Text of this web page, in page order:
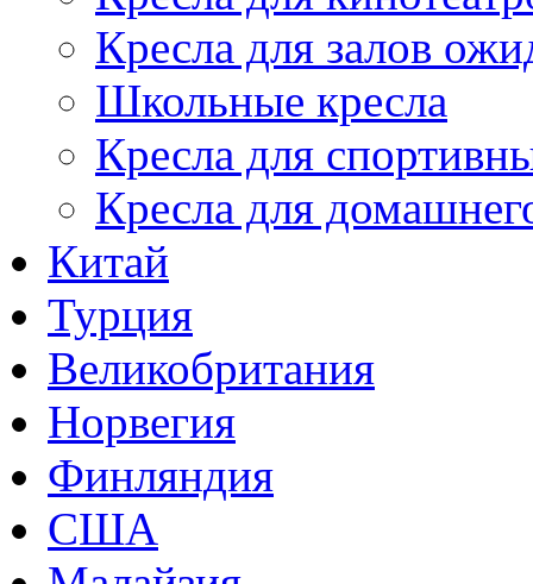
Кресла для залов
Школьные кресла
Кресла для
Кресла для
Китай
Турция
Великобритания
Норвегия
Финляндия
США